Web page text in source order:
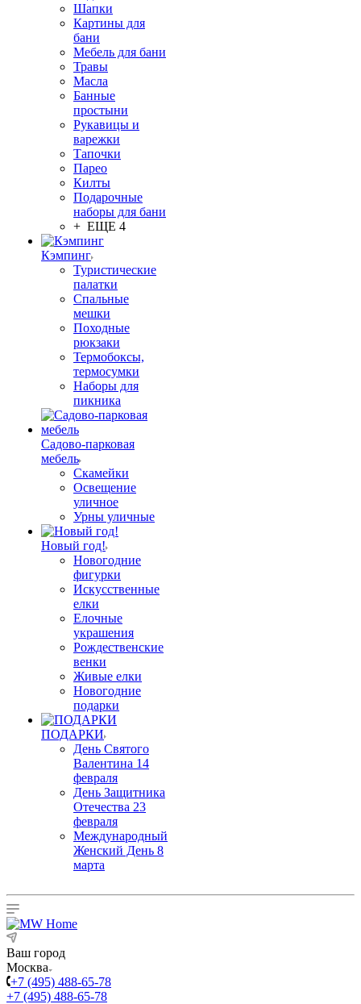
Шапки
Картины для
бани
Мебель для бани
Травы
Масла
Банные
простыни
Рукавицы и
варежки
Тапочки
Парео
Килты
Подарочные
наборы для бани
+ ЕЩЕ 4
Кэмпинг
Туристические
палатки
Спальные
мешки
Походные
рюкзаки
Термобоксы,
термосумки
Наборы для
пикника
Садово-парковая
мебель
Скамейки
Освещение
уличное
Урны уличные
Новый год!
Новогодние
фигурки
Искусственные
елки
Елочные
украшения
Рождественские
венки
Живые елки
Новогодние
подарки
ПОДАРКИ
День Святого
Валентина 14
февраля
День Защитника
Отечества 23
февраля
Международный
Женский День 8
марта
Ваш город
Москва
+7 (495) 488-65-78
+7 (495) 488-65-78